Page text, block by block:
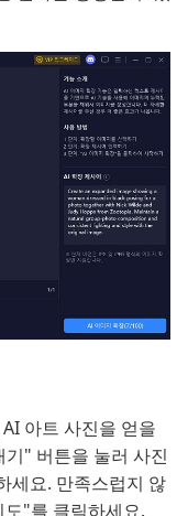
아트 사진을 얻을
" 버튼을 눌러 사진
세요. 만족스럽지 않
"를 클릭하세요.